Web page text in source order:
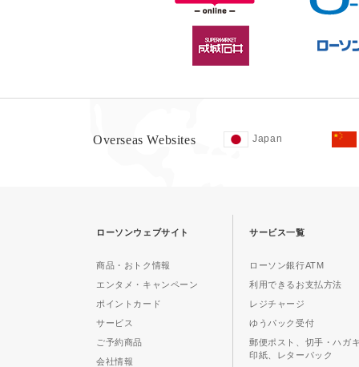
Overseas Websites Japan
ローソンウェブサイト
商品・おトク情報
エンタメ・キャンペーン
ポイントカード
サービス
ご予約商品
会社情報
サービス一覧
ローソン銀行ATM
利用できるお支払方法
レジチャージ
ゆうパック受付
郵便ポスト、切手・ハガ
印紙、レターパック